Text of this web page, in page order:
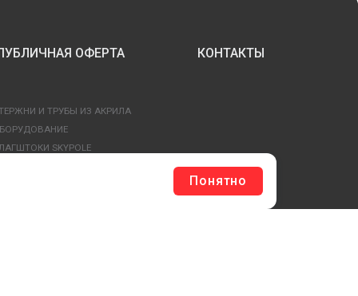
Понятно
ОФЕРТА КОНТАКТЫ
И ТРУБЫ ИЗ АКРИЛА
SKYPOLE